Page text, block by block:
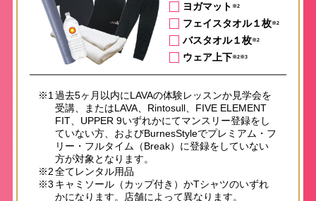
ヨガマット ※2
フェイスタオル１枚※2
バスタオル１枚※2
ウェア上下※2※3
※1過去5ヶ月以内にLAVAの体験レッスンか見学会を
受講、またはLAVA、Rintosull、FIVE ELEMENT
FIT、UPPER 9いずれかにてマンスリー登録をし
ていない方、およびBurnesStyleでプレミアム・フ
リー・フルタイム（Break）に登録をしていない
方が対象となります。
※2全てレンタル用品
※3 キャミソール（カップ付き）かTシャツのいずれ
かになります。店舗によって異なります。